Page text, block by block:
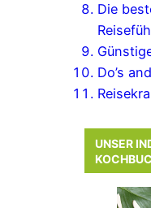
Die
Do’s
UNSER